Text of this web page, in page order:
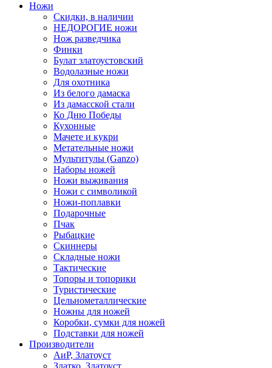
Ножи
Скидки, в наличии
НЕДОРОГИЕ ножи
Нож разведчика
Финки
Булат златоустовский
Водолазные ножи
Для охотника
Из белого дамаска
Из дамасской стали
Ко Дню Победы
Кухонные
Мачете и кукри
Метательные ножи
Мультитулы (Ganzo)
Наборы ножей
Ножи выживания
Ножи с символикой
Ножи-поплавки
Подарочные
Пчак
Рыбацкие
Скиннеры
Складные ножи
Тактические
Топоры и топорики
Туристические
Цельнометаллические
Ножны для ножей
Коробки, сумки для ножей
Подставки для ножей
Производители
АиР, Златоуст
Златко, Златоуст